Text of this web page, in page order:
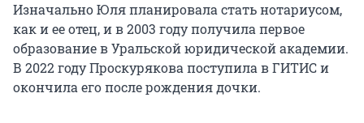
Изначально Юля планировала стать нотариусом,
как и ее отец, ив 2003 годуполучила первое
образование в Уральской юридической академии.
В 2022 годуПроскурякова поступила в ГИТИС и
окончила его после рождения дочки.